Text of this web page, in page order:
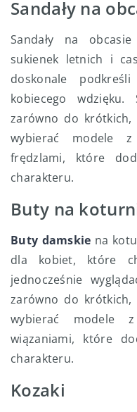
Sandały na
Sandały na
sukienek letnich i
doskonale
kobiecego wdzięku.
zarówno do krótkich,
wybierać modele
frędzlami, które
charakteru.
Buty na
Buty damskie na
dla kobiet, które
jednocześnie
zarówno do krótkich,
wybierać modele
wiązaniami, które
charakteru.
Kozaki